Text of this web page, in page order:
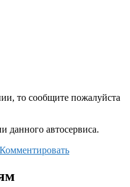
то сообщите пожалуйста
данного автосервиса.
Комментировать